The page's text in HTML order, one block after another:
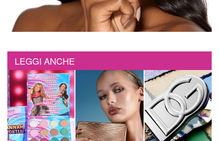
LEGGI ANCHE